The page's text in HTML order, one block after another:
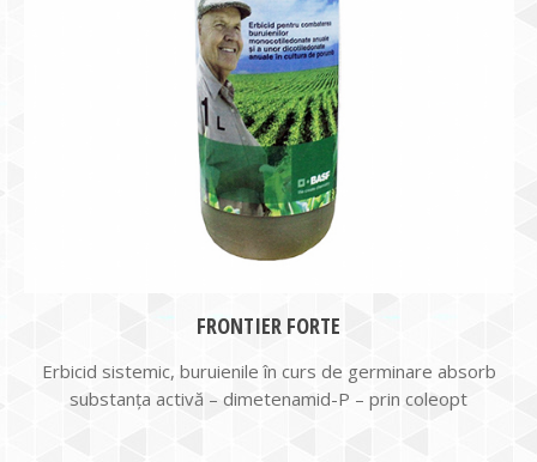
FRONTIER FORTE
Erbicid sistemic, buruienile în curs de germinare absorb
substanţa activă – dimetenamid-P – prin coleopt